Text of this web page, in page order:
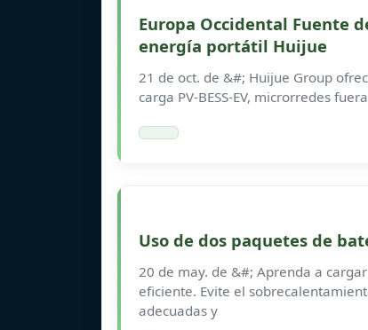
Europa Occidental Fuente
energía portátil Huijue
21 de oct. de &#; Huijue Group
carga PV-BESS-EV, microrredes
Uso de dos paquetes de
20 de may. de &#; Aprenda a
eficiente. Evite el
adecuadas y